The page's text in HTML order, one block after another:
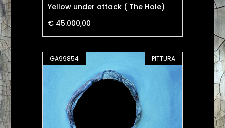
Yellow under attack ( The Hole)
€ 45.000,00
GA99854 PITTURA